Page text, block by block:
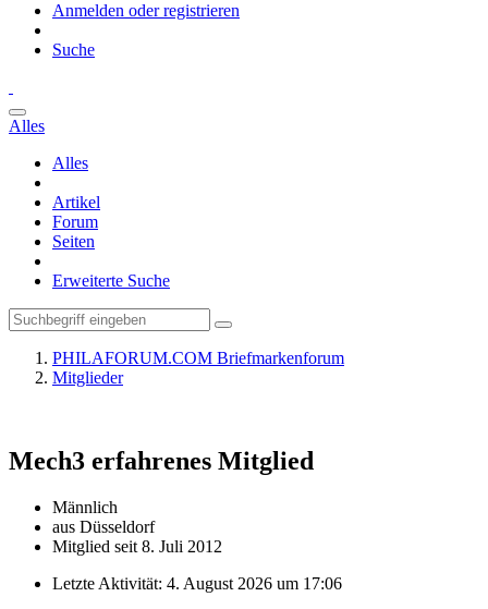
Anmelden oder registrieren
Suche
Alles
Alles
Artikel
Forum
Seiten
Erweiterte Suche
PHILAFORUM.COM Briefmarkenforum
Mitglieder
Mech3 erfahrenes Mitglied
Männlich
aus Düsseldorf
Mitglied seit 8. Juli 2012
Letzte Aktivität: 4. August 2026 um 17:06